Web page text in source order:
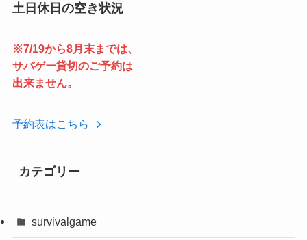
土日休日の空き状況
※7/19から8月末までは、
サバゲー貸切のご予約は
出来ません。
予約表はこちら
カテゴリー
survivalgame